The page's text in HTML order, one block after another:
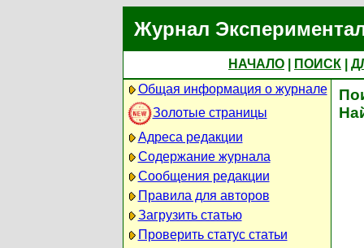
Журнал
НАЧАЛО ПОИСК
Общая информация о журнале
Золотые страницы
Адреса редакции
Содержание журнала
Сообщения редакции
Правила для авторов
Загрузить статью
Проверить статус статьи